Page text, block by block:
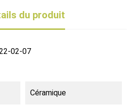
du produit
02-07
Céramique